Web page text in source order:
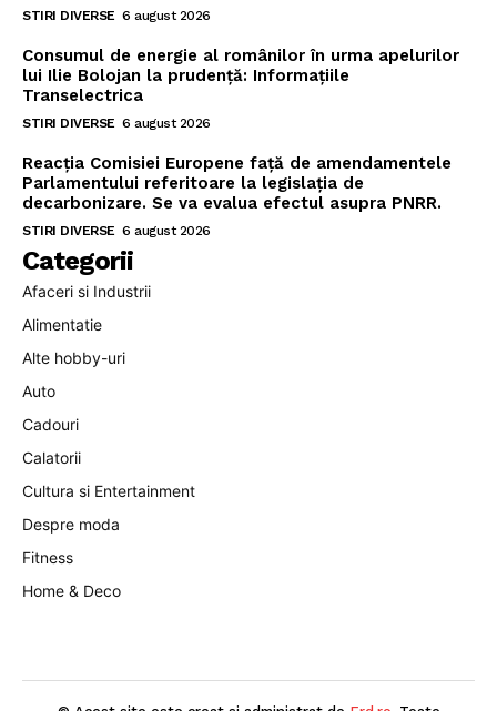
STIRI DIVERSE 6 august 2026
Consumul de energie al românilor în urma apelurilor
lui Ilie Bolojan la prudență: Informațiile
Transelectrica
STIRI DIVERSE 6 august 2026
Reacția Comisiei Europene față de amendamentele
Parlamentului referitoare la legislația de
decarbonizare. Se va evalua efectul asupra PNRR.
STIRI DIVERSE 6 august 2026
Categorii
Afaceri si Industrii
Alimentatie
Alte hobby-uri
Auto
Cadouri
Calatorii
Cultura si Entertainment
Despre moda
Fitness
Home & Deco